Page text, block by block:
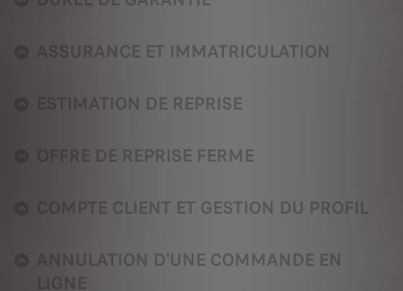
ASSURANCE ET IMMATRICULATION
ESTIMATION DE REPRISE
OFFRE DE REPRISE FERME
COMPTE CLIENT ET GESTION DU PROFIL
ANNULATION D'UNE COMMANDE EN